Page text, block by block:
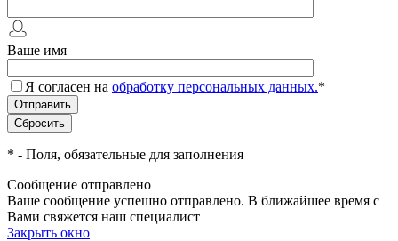
Ваше имя
Я согласен на обработку персональных данных.*
* - Поля, обязательные для заполнения
Сообщение отправлено
Ваше сообщение успешно отправлено. В ближайшее время с
Вами свяжется наш специалист
Закрыть окно